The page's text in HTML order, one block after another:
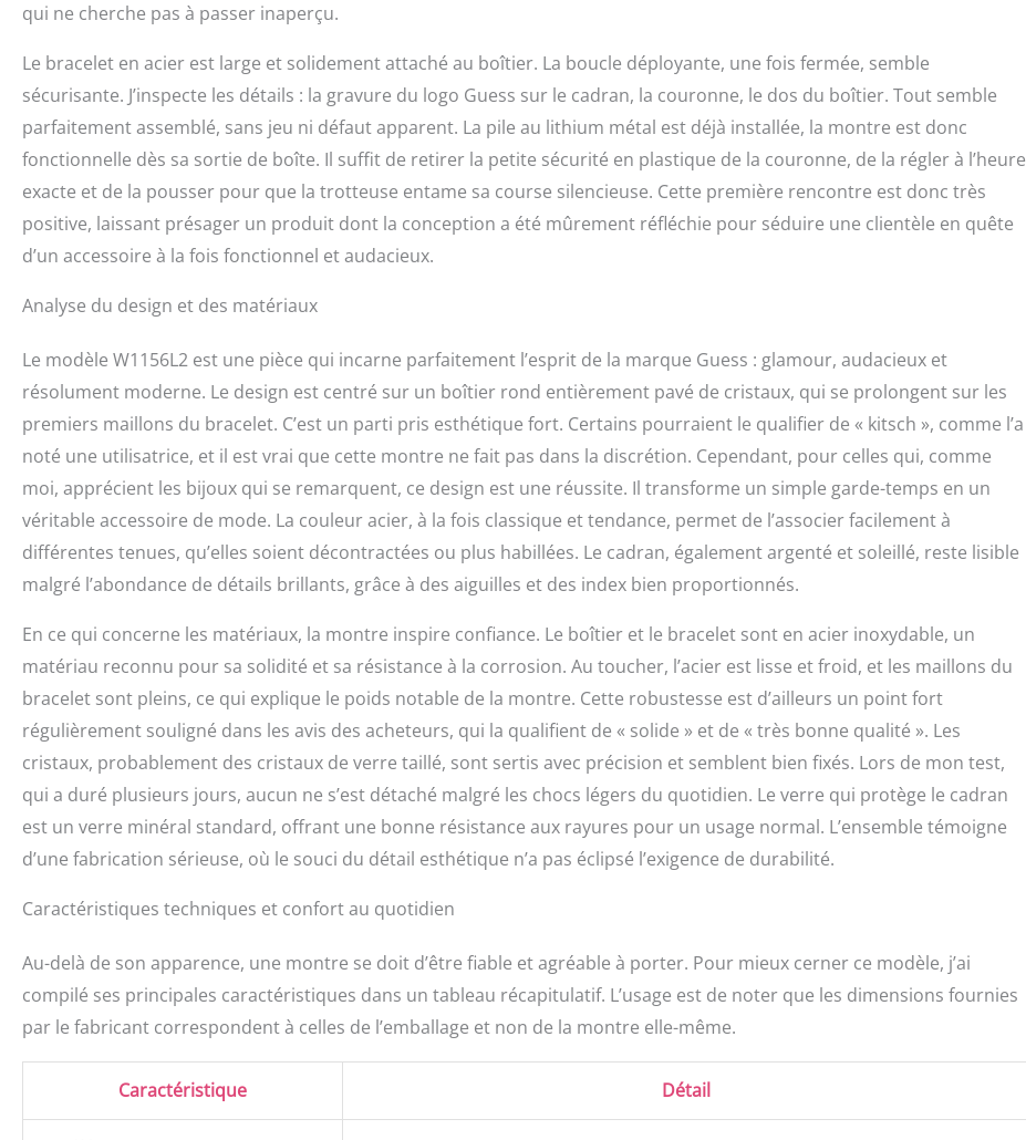
qui ne cherche pas à passer inaperçu.
Le bracelet en acier est large et solidement attaché au boîtier. La boucle déployante, une fois fermée, semble
sécurisante. J’inspecte les détails : la gravure du logo Guess sur le cadran, la couronne, le dos du boîtier. Tout semble
parfaitement assemblé, sans jeu ni défaut apparent. La pile au lithium métal est déjà installée, la montre est donc
fonctionnelle dès sa sortie de boîte. Il suffit de retirer la petite sécurité en plastique de la couronne, de la régler à l’heure
exacte et de la pousser pour que la trotteuse entame sa course silencieuse. Cette première rencontre est donc très
positive, laissant présager un produit dont la conception a été mûrement réfléchie pour séduire une clientèle en quête
d’un accessoire à la fois fonctionnel et audacieux.
Analyse du design et des matériaux
Le modèle W1156L2 est une pièce qui incarne parfaitement l’esprit de la marque Guess : glamour, audacieux et
résolument moderne. Le design est centré sur un boîtier rond entièrement pavé de cristaux, qui se prolongent sur les
premiers maillons du bracelet. C’est un parti pris esthétique fort. Certains pourraient le qualifier de « kitsch », comme l’a
noté une utilisatrice, et il est vrai que cette montre ne fait pas dans la discrétion. Cependant, pour celles qui, comme
moi, apprécient les bijoux qui se remarquent, ce design est une réussite. Il transforme un simple garde-temps en un
véritable accessoire de mode. La couleur acier, à la fois classique et tendance, permet de l’associer facilement à
différentes tenues, qu’elles soient décontractées ou plus habillées. Le cadran, également argenté et soleillé, reste lisible
malgré l’abondance de détails brillants, grâce à des aiguilles et des index bien proportionnés.
En ce qui concerne les matériaux, la montre inspire confiance. Le boîtier et le bracelet sont en acier inoxydable, un
matériau reconnu pour sa solidité et sa résistance à la corrosion. Au toucher, l’acier est lisse et froid, et les maillons du
bracelet sont pleins, ce qui explique le poids notable de la montre. Cette robustesse est d’ailleurs un point fort
régulièrement souligné dans les avis des acheteurs, qui la qualifient de « solide » et de « très bonne qualité ». Les
cristaux, probablement des cristaux de verre taillé, sont sertis avec précision et semblent bien fixés. Lors de mon test,
qui a duré plusieurs jours, aucun ne s’est détaché malgré les chocs légers du quotidien. Le verre qui protège le cadran
est un verre minéral standard, offrant une bonne résistance aux rayures pour un usage normal. L’ensemble témoigne
d’une fabrication sérieuse, où le souci du détail esthétique n’a pas éclipsé l’exigence de durabilité.
Caractéristiques techniques et confort au quotidien
Au-delà de son apparence, une montre se doit d’être fiable et agréable à porter. Pour mieux cerner ce modèle, j’ai
compilé ses principales caractéristiques dans un tableau récapitulatif. L’usage est de noter que les dimensions fournies
par le fabricant correspondent à celles de l’emballage et non de la montre elle-même.
Caractéristique Détail